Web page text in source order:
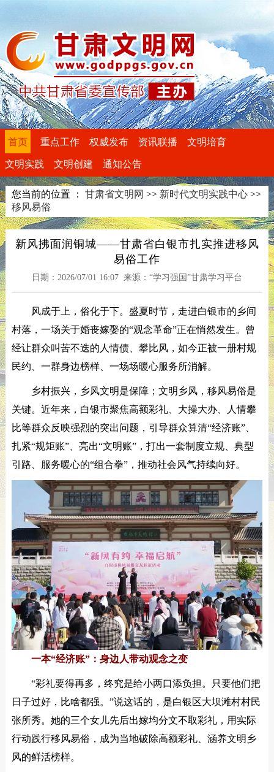
首页 重点工作 权威发布 资讯联播 文明培育
文明实践 文明创建 通知公告
您当前的位置 ： 甘肃省文明网 >> 新时代文明实践中心>>
移风易俗
新风拂面润铜城——甘肃省白银市扎实推进移风
易俗工作
日期：2026/07/01 16:07 来源：“学习强国”甘肃学习平台
风成于上，俗化于下。盛夏时节，走进白银市的乡间
村落，一场关于婚丧嫁娶的“观念革命”正在悄然发生。曾
经让群众叫苦不迭的人情债、攀比风，如今正被一册村规
民约、一群身边榜样、一场场暖心服务所消解。
乡村振兴，乡风文明是保障；文明乡风，移风易俗是
关键。近年来，白银市聚焦高额彩礼、大操大办、人情攀
比等群众反映强烈的突出问题，引导群众算清“经济账”、
扎紧“规矩账”、亮出“文明账”，打出一套制度立规、典型
引路、服务暖心的“组合拳”，推动社会风气持续向好。
一本“经济账”：身边人带动观念之变
“彩礼要得再多，终究是给小两口添负担。只要他们把
日子过好，比啥都强。”说这话的，是白银区大坝滩村村民
张所秀。她的三个女儿先后出嫁均分文不取彩礼，用实际
行动践行移风易俗，成为当地破除高额彩礼、涵养文明乡
风的鲜活榜样。